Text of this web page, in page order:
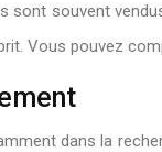
sont souvent
Vous pouvez
dans la